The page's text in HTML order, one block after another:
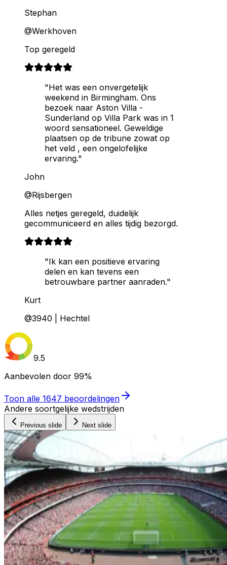
Stephan
@Werkhoven
Top geregeld
"Het was een onvergetelijk
weekend in Birmingham. Ons
bezoek naar Aston Villa -
Sunderland op Villa Park was in 1
woord sensationeel. Geweldige
plaatsen op de tribune zowat op
het veld , een ongelofelijke
ervaring."
John
@Rijsbergen
Alles netjes geregeld, duidelijk
gecommuniceerd en alles tijdig bezorgd.
"Ik kan een positieve ervaring
delen en kan tevens een
betrouwbare partner aanraden."
Kurt
@3940 | Hechtel
9.5
Aanbevolen door 99%
Toon alle 1647 beoordelingen
Andere soortgelijke wedstrijden
Previous slide Next slide